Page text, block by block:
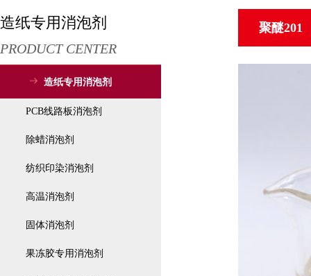
聚醚201
造纸专用消泡剂
PRODUCT CENTER
造纸专用消泡剂
PCB线路板消泡剂
除蜡消泡剂
纺织印染消泡剂
高温消泡剂
固体消泡剂
果冻胶专用消泡剂